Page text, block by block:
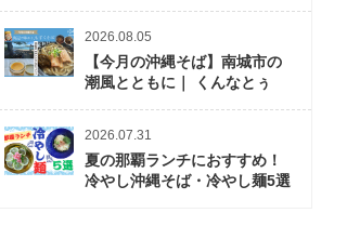
2026.08.05
【今月の沖縄そば】南城市の
潮風とともに｜ くんなとぅ
2026.07.31
夏の那覇ランチにおすすめ！
冷やし沖縄そば・冷やし麺5選